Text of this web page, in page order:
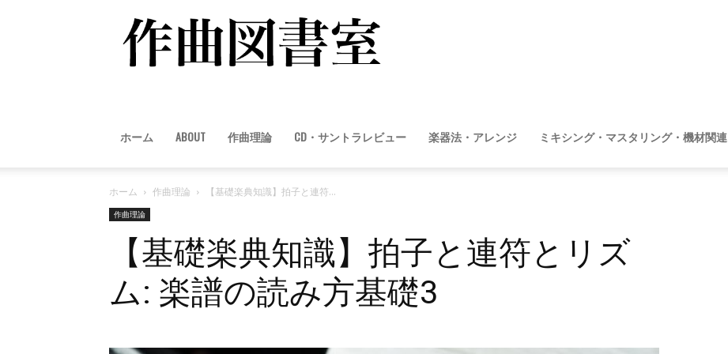
書
ホーム ABOUT 作曲理論 CD・サントラレビュー 楽器法・アレンジ ミキシング・マスタリング・機材関連
ホーム 作曲理論 【基礎楽典知識】拍子と連符...
作曲理論
【基礎楽典知識】拍子と連符とリズ
ム: 楽譜の読み方基礎3